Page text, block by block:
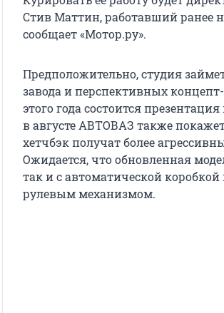
Стив Маттин, работавший ранее
сообщает «Мотор.ру».
Предположительно, студия
завода и перспективных
этого года состоится
в августе АВТОВАЗ также
хетчбэк получат более
Ожидается, что обновленная
так и с автоматической
рулевым механизмом.